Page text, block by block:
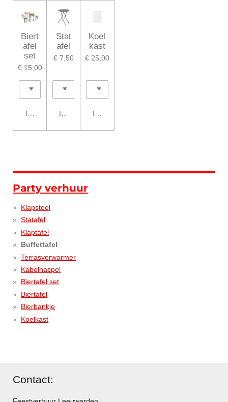
Biert
afel
set
€ 15,00
In winkelwagen
Stat
afel
€ 7,50
In winkelwagen
Koel
kast
€ 25,00
In winkelwagen
Party verhuur
Klapstoel
Statafel
Klaptafel
Buffettafel
Terrasverwarmer
Kabelhaspel
Biertafel set
Biertafel
Bierbankje
Koelkast
Contact: